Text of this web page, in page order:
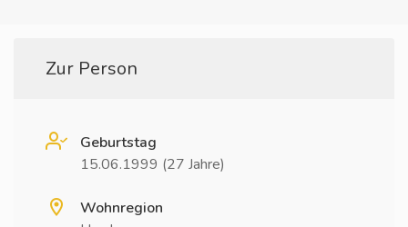
Zur Person
Geburtstag
15.06.1999 (27 Jahre)
Wohnregion